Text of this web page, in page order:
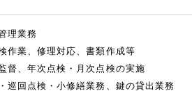
理業務
作業、修理対応、書類作成等
督、年次点検・月次点検の実施
巡回点検・小修繕業務、鍵の貸出業務